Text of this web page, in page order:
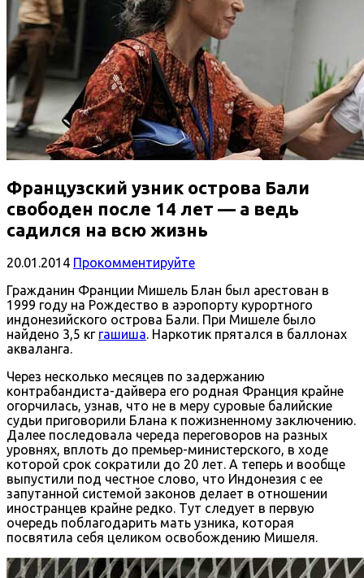
Французский узник острова Бали
свободен после 14 лет — а ведь
садился на всю жизнь
20.01.2014 Прокомментируйте
Гражданин Франции Мишель Блан был арестован в
1999 году на Рождество в аэропорту курортного
индонезийского острова Бали. При Мишеле было
найдено 3,5 кг гашиша. Наркотик прятался в баллонах
акваланга.
Через несколько месяцев по задержанию
контрабандиста-дайвера его родная Франция крайне
огорчилась, узнав, что не в меру суровые балийские
судьи приговорили Блана к пожизненному заключению.
Далее последовала череда переговоров на разных
уровнях, вплоть до премьер-министерского, в ходе
которой срок сократили до 20 лет. А теперь и вообще
выпустили под честное слово, что Индонезия с ее
запутанной системой законов делает в отношении
иностранцев крайне редко. Тут следует в первую
очередь поблагодарить мать узника, которая
посвятила себя целиком освобождению Мишеля.